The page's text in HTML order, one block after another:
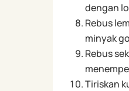
dengan
Rebus
minyak
Rebus
Tiriskan